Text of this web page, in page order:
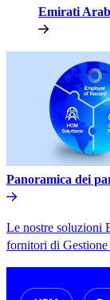
Emirati
Panoramica dei
Le nostre soluzioni
fornitori di